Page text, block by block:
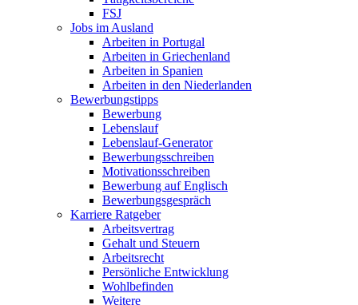
FSJ
Jobs im Ausland
Arbeiten in Portugal
Arbeiten in Griechenland
Arbeiten in Spanien
Arbeiten in den Niederlanden
Bewerbungstipps
Bewerbung
Lebenslauf
Lebenslauf-Generator
Bewerbungsschreiben
Motivationsschreiben
Bewerbung auf Englisch
Bewerbungsgespräch
Karriere Ratgeber
Arbeitsvertrag
Gehalt und Steuern
Arbeitsrecht
Persönliche Entwicklung
Wohlbefinden
Weitere